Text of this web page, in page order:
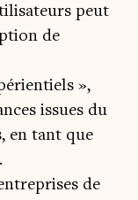
peut
de
»,
issues du
en tant que
de